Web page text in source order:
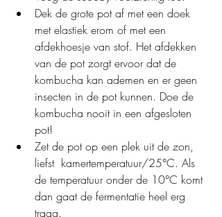
Dek de grote pot af met een doek
met elastiek erom of met een
afdekhoesje van stof. Het afdekken
van de pot zorgt ervoor dat de
kombucha kan ademen en er geen
insecten in de pot kunnen. Doe de
kombucha nooit in een afgesloten
pot!
Zet de pot op een plek uit de zon,
liefst  kamertemperatuur/25°C. Als
de temperatuur onder de 10°C komt
dan gaat de fermentatie heel erg
traag.